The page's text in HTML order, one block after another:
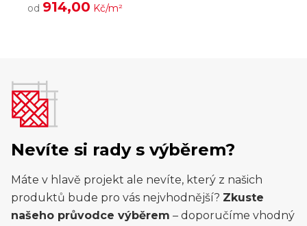
od 914,00 Kč/m²
Nevíte si rady s výběrem?
Máte v hlavě projekt ale nevíte, který z našich
produktů bude pro vás nejvhodnější? Zkuste
našeho průvodce výběrem – doporučíme vhodný